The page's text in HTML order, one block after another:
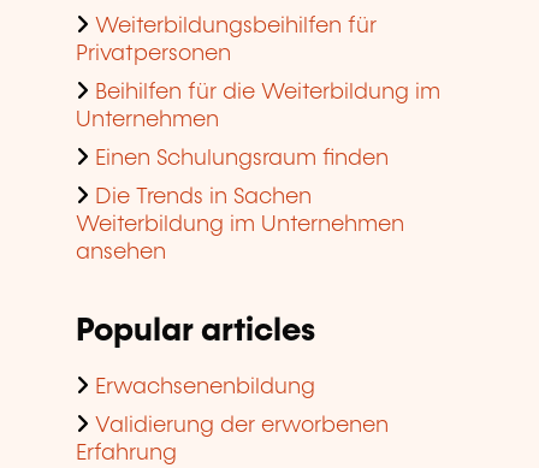
Weiterbildungsbeihilfen für
Privatpersonen
Beihilfen für die Weiterbildung im
Unternehmen
Einen Schulungsraum finden
Die Trends in Sachen
Weiterbildung im Unternehmen
ansehen
Popular articles
Erwachsenenbildung
Validierung der erworbenen
Erfahrung